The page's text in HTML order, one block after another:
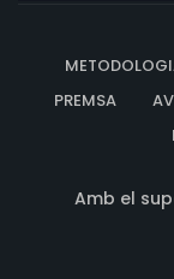
PREMSA
Amb el